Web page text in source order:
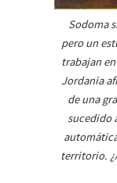
Sodoma
pero un
trabajan
Jordania
de una
sucedido
territorio.